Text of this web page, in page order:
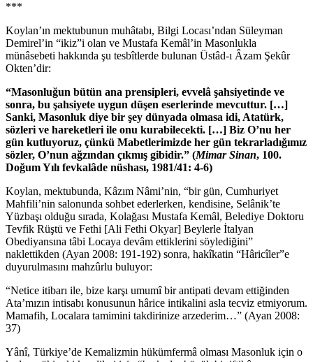
***
Koylan’ın mektubunun muhâtabı, Bilgi Locası’ndan Süleyman
Demirel’in “ikiz”i olan ve Mustafa Kemâl’in Masonlukla
münâsebeti hakkında şu tesbîtlerde bulunan Üstâd-ı Âzam Şekûr
Okten’dir:
“Masonluğun bütün ana prensipleri, evvelâ şahsiyetinde ve
sonra, bu şahsiyete uygun düşen eserlerinde mevcuttur. […]
Sanki, Masonluk diye bir şey dünyada olmasa idi, Atatürk,
sözleri ve hareketleri ile onu kurabilecekti. […] Biz O’nu her
gün kutluyoruz, çünkü Mabetlerimizde her gün tekrarladığımız
sözler, O’nun ağzından çıkmış gibidir.” (Mimar Sinan, 100.
Doğum Yılı fevkalâde nüshası, 1981/41: 4-6)
Koylan, mektubunda, Kâzım Nâmi’nin, “bir gün, Cumhuriyet
Mahfili’nin salonunda sohbet ederlerken, kendisine, Selânik’te
Yüzbaşı olduğu sırada, Kolağası Mustafa Kemâl, Belediye Doktoru
Tevfik Rüştü ve Fethi [Ali Fethi Okyar] Beylerle İtalyan
Obediyansına tâbi Locaya devâm ettiklerini söylediğini”
naklettikden (Ayan 2008: 191-192) sonra, hakîkatin “Hâricîler”e
duyurulmasını mahzûrlu buluyor:
“Netice itibarı ile, bize karşı umumî bir antipati devam ettiğinden
Ata’mızın intisabı konusunun hârice intikalini asla tecviz etmiyorum.
Mamafih, Localara tamimini takdirinize arzederim…” (Ayan 2008:
37)
Yânî, Türkiye’de Kemalizmin hükümfermâ olması Masonluk için o